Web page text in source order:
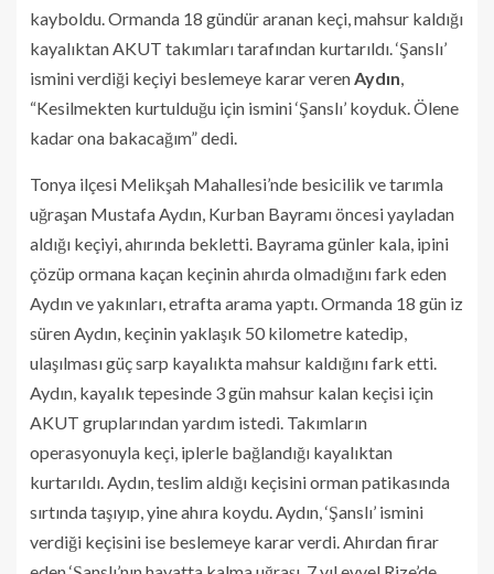
kayboldu. Ormanda 18 gündür aranan keçi, mahsur kaldığı
kayalıktan AKUT takımları tarafından kurtarıldı. ‘Şanslı’
ismini verdiği keçiyi beslemeye karar verenAydın,
“Kesilmekten kurtulduğu için ismini ‘Şanslı’ koyduk. Ölene
kadar ona bakacağım” dedi.
Tonya ilçesi Melikşah Mahallesi’nde besicilik ve tarımla
uğraşan Mustafa Aydın, Kurban Bayramı öncesi yayladan
aldığı keçiyi, ahırında bekletti. Bayrama günler kala, ipini
çözüp ormana kaçan keçinin ahırda olmadığını fark eden
Aydın ve yakınları, etrafta arama yaptı. Ormanda 18 gün iz
süren Aydın, keçinin yaklaşık 50 kilometre katedip,
ulaşılması güç sarp kayalıkta mahsur kaldığını fark etti.
Aydın, kayalık tepesinde 3 gün mahsur kalan keçisi için
AKUT gruplarından yardım istedi. Takımların
operasyonuyla keçi, iplerle bağlandığı kayalıktan
kurtarıldı. Aydın, teslim aldığı keçisini orman patikasında
sırtında taşıyıp, yine ahıra koydu. Aydın, ‘Şanslı’ ismini
verdiği keçisini ise beslemeye karar verdi. Ahırdan firar